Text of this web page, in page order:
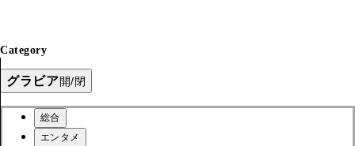
Category
グラビア開/閉
総合
エンタメ